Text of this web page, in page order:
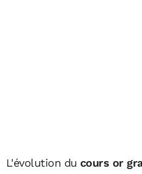
L'évolution du cours or